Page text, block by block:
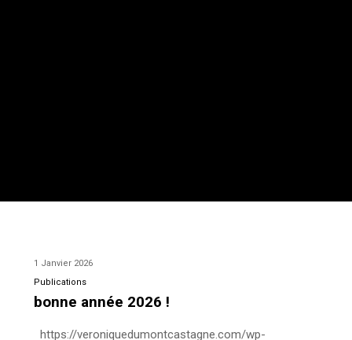
1 Janvier 2026
Publications
bonne année 2026 !
https://veroniquedumontcastagne.com/wp-